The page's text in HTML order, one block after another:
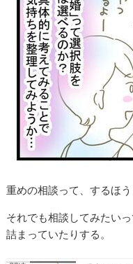
重めの相談って、するほう
それでも相談してみたい
詰まっていたりする。